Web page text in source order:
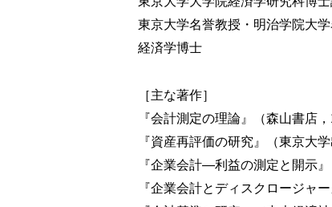
第４章 ハイエク-ヒックス所得
１ はじめに：経済的所得概念の再検
２ 資本維持と表裏一体の所得概念
４ 利子率が変動する場合の所得
５ 期待が変化した場合の事前と事後
６ 次期の事前としての今期の事後
第5章 操作性のある会計利益概
東京大学名誉教授・明治学院大
経済学博士
［主な著作］
『会計測定の理論』（森山書店，
『資産再評価の研究』（東京大
『企業会計―利益の測定と開示
『企業会計とディスクロージャ